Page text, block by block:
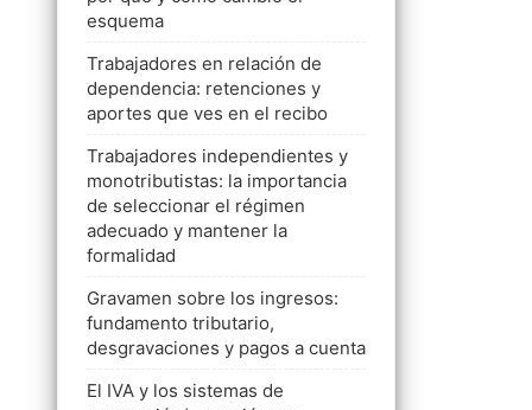
esquema
Trabajadores en relación de
dependencia: retenciones y
aportes que ves en el recibo
Trabajadores independientes y
monotributistas: la importancia
de seleccionar el régimen
adecuado y mantener la
formalidad
Gravamen sobre los ingresos:
fundamento tributario,
desgravaciones y pagos a cuenta
El IVA y los sistemas de